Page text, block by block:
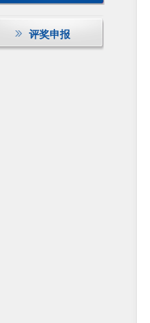
评奖申报